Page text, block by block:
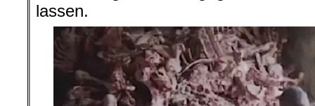
lassen.